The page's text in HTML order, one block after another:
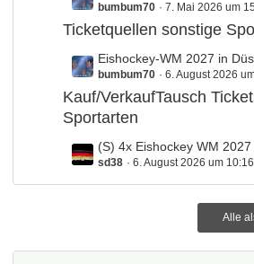
e
t
t
e
B
e
t
ä
bumbum70 7. Mai 2026 um
Ticketquellen sonstige
L
e
t
z
t
e
B
e
ä
Eishockey-WM 2027 in
bumbum70 6. August 2026
Kauf/VerkaufTausch
Sportarten
L
e
t
B
(S) 4x Eishockey WM 2027
sd38 6. August 2026 um 10:16
Alle